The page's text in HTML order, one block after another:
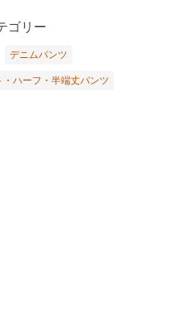
ゴリー
デニムパンツ
・ハーフ・半端丈パンツ